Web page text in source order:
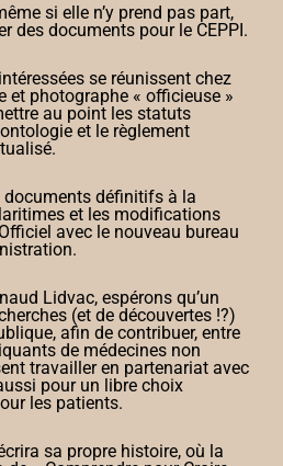
si elle n’y prend pas part,
des documents pour le CEPPI.
se réunissent chez
et photographe « officieuse »
au point les statuts
et le règlement
documents définitifs à la
et les modifications
avec le nouveau bureau
Lidvac, espérons qu’un
(et de découvertes !?)
afin de contribuer, entre
de médecines non
travailler en partenariat avec
pour un libre choix
les patients.
sa propre histoire, où la